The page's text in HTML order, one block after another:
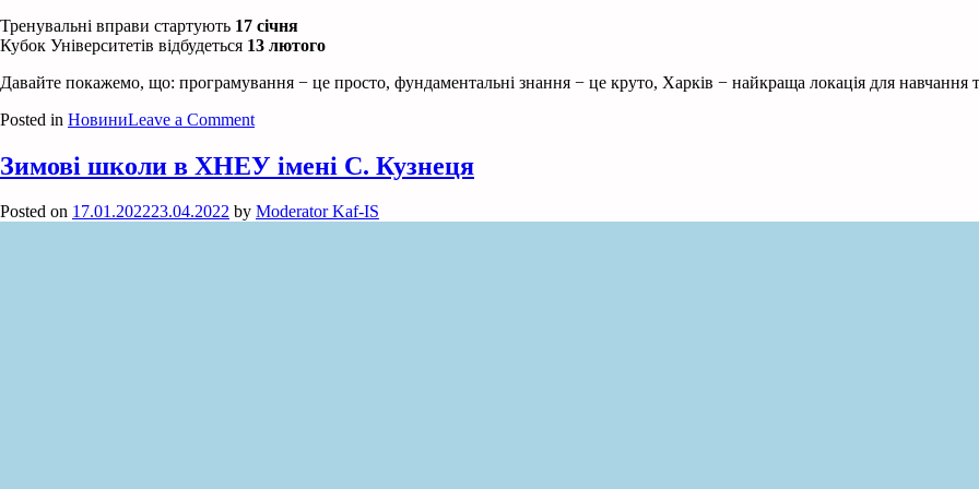
Тренувальні вправи стартують 17 січня
Кубок Університетів відбудеться 13 лютого
Давайте покажемо, що: програмування − це просто, фундаментальні знання − це круто, Харків − найкраща локація для навчання
Posted in НовиниLeave a Commenton
проєкт
«Кубок
Зимові школи в ХНЕУ імені С. Кузнеця
Posted on 17.01.202223.04.2022 by Moderator Kaf-IS